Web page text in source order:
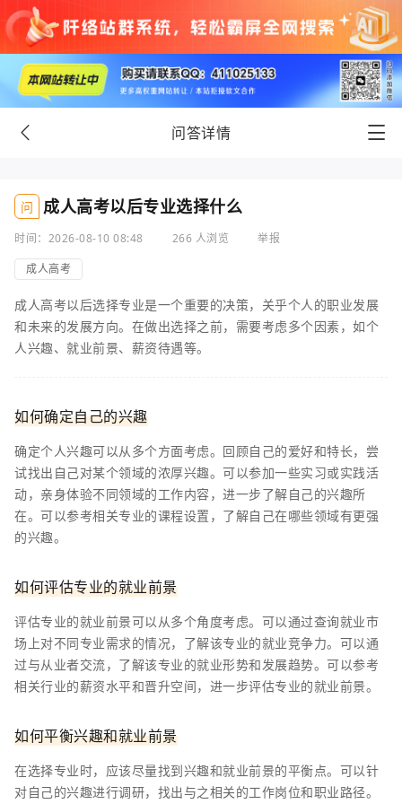
问答详情
问 成人高考以后专业选择什么
时间：2026-08-10 08:48 266 人浏览
举报
成人高考
成人高考以后选择专业是一个重要的决策，关乎个人的职业发展
和未来的发展方向。在做出选择之前，需要考虑多个因素，如个
人兴趣、就业前景、薪资待遇等。
如何确定自己的兴趣
确定个人兴趣可以从多个方面考虑。回顾自己的爱好和特长，尝
试找出自己对某个领域的浓厚兴趣。可以参加一些实习或实践活
动，亲身体验不同领域的工作内容，进一步了解自己的兴趣所
在。可以参考相关专业的课程设置，了解自己在哪些领域有更强
的兴趣。
如何评估专业的就业前景
评估专业的就业前景可以从多个角度考虑。可以通过查询就业市
场上对不同专业需求的情况，了解该专业的就业竞争力。可以通
过与从业者交流，了解该专业的就业形势和发展趋势。可以参考
相关行业的薪资水平和晋升空间，进一步评估专业的就业前景。
如何平衡兴趣和就业前景
在选择专业时，应该尽量找到兴趣和就业前景的平衡点。可以针
对自己的兴趣进行调研，找出与之相关的工作岗位和职业路径。